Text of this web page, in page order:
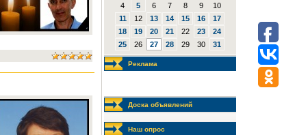
4
5 6 7 8 9
10
11
12 13 14 15 16
17
18
19 20 21 22 23
24
25
26 27 28 29 30 31
Реклама
Доска объявлений
Наш опрос